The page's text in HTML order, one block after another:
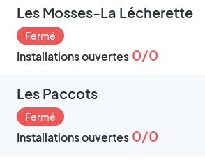
Les Mosses-La Lécherette
Fermé
Installations ouvertes 0/0
Les Paccots
Fermé
Installations ouvertes 0/0